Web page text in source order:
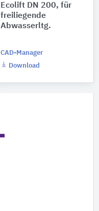
Ecolift DN 200, für
freiliegende
Abwasserltg.
CAD-Manager
Download